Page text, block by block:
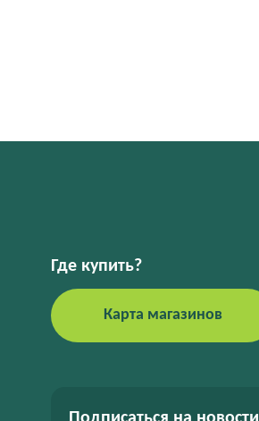
Где купить?
Карта магазинов